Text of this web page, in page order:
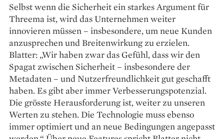
Selbst wenn die Sicherheit ein starkes Argument für
Threema ist, wird das Unternehmen weiter
innovieren müssen – insbesondere, um neue Kunden
anzusprechen und Breitenwirkung zu erzielen.
Blatter: „Wir haben zwar das Gefühl, dass wir den
Spagat zwischen Sicherheit – insbesondere der
Metadaten – und Nutzerfreundlichkeit gut geschafft
haben. Es gibt aber immer Verbesserungspotenzial.
Die grösste Herausforderung ist, weiter zu unseren
Werten zu stehen. Die Technologie muss ebenso
immer optimiert und an neue Bedingungen angepasst